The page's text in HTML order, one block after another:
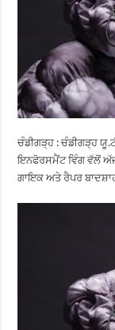
ਚੰਡੀਗੜ੍ਹ : ਚੰਡੀਗੜ੍ਹ
ਇਨਫੋਰਸਮੈਂਟ ਵਿੰਗ ਵੱਲੋਂ
ਗਾਇਕ ਅਤੇ ਰੈਪਰ